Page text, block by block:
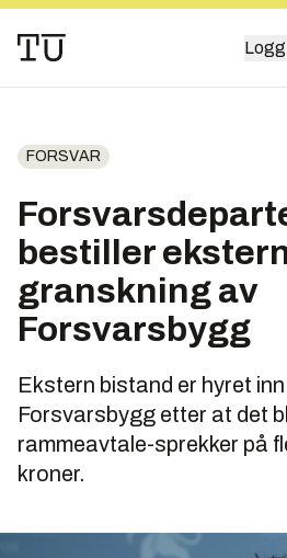
Logg
FORSVAR
bestiller
granskning av
Forsvarsbygg
Ekstern bistand er hyret
Forsvarsbygg etter at det
rammeavtale-sprekker på
kroner.